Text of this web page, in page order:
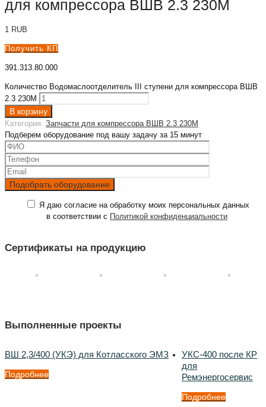
для компрессора ВШВ 2.3 230М
1 RUB
Получить КП
391.313.80.000
Количество Водомаслоотделитель III ступени для компрессора ВШВ
2.3 230М
В корзину
Категория: Запчасти для компрессора ВШВ 2.3 230М
Подберем оборудование под вашу задачу за 15 минут
Я даю согласие на обработку моих персональных данных
в соответствии с Политикой конфиденциальности
Сертификаты на продукцию
Выполненные проекты
ВШ 2,3/400 (УКЭ) для Котласского ЭМЗ
Подробнее
УКС-400 после КР
для
Ремэнергосервис
Подробнее